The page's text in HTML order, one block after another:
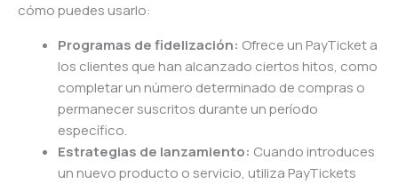
cómo puedes usarlo:
Programas de fidelización: Ofrece un PayTicket a
los clientes que han alcanzado ciertos hitos, como
completar un número determinado de compras o
permanecer suscritos durante un período
específico.
Estrategias de lanzamiento: Cuando introduces
un nuevo producto o servicio, utiliza PayTickets